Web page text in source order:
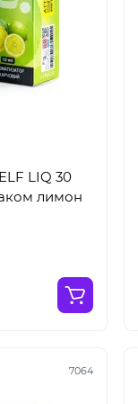
LIQ 30
лимон
7064